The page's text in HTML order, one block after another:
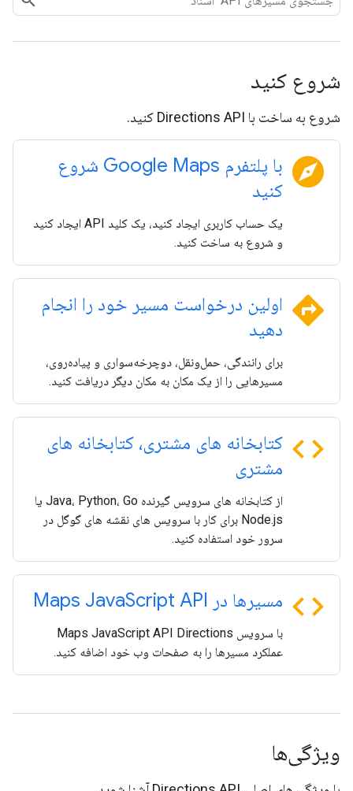
شروع کنید
شروع به ساخت با Directions API کنید.
explore
با پلتفرم Google Maps شروع
کنید
یک حساب کاربری ایجاد کنید، یک کلید API ایجاد کنید
و شروع به ساخت کنید.
directions اولین درخواست مسیر خود را انجام
دهید
برای رانندگی، حمل‌ونقل، دوچرخه‌سواری و پیاده‌روی،
مسیرهایی را از یک مکان به مکان دیگر دریافت کنید.
code کتابخانه های مشتری، کتابخانه های
مشتری
از کتابخانه های سرویس گیرنده Java، Python، Go یا
Node.js برای کار با سرویس های نقشه های گوگل در
سرور خود استفاده کنید.
code مسیرها در Maps Java Script API
با سرویس Maps JavaScript API Directions
عملکرد مسیرها را به صفحات وب خود اضافه کنید.
ویژگی‌ها